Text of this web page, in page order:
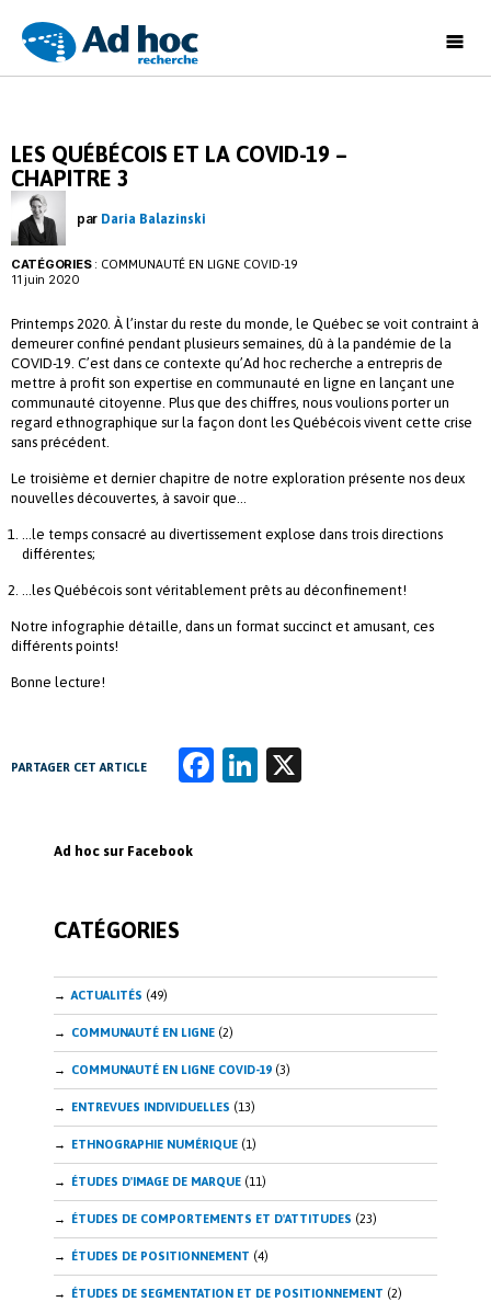
Ad
LES QUÉBÉCOIS ET LA COVID-19 –
CHAPITRE 3
par Daria Balazinski
CATÉGORIES: COMMUNAUTÉ EN LIGNE COVID-19
11 juin 2020
Printemps 2020. À l’instar du reste du monde, le Québec se voit contraint à
demeurer confiné pendant plusieurs semaines, dû à la pandémie de la
COVID-19. C’est dans ce contexte qu’Ad hoc recherche a entrepris de
mettre à profit son expertise en communauté en ligne en lançant une
communauté citoyenne. Plus que des chiffres, nous voulions porter un
regard ethnographique sur la façon dont les Québécois vivent cette crise
sans précédent.
Le troisième et dernier chapitre de notre exploration présente nos deux
nouvelles découvertes, à savoir que…
…le temps consacré au divertissement explose dans trois directions
différentes;
…les Québécois sont véritablement prêts au déconfinement!
Notre infographie détaille, dans un format succinct et amusant, ces
différents points!
Bonne lecture!
PARTAGER CET ARTICLE
Fa Li
Ad hoc sur Facebook
CATÉGORIES
ACTUALITÉS (49)
COMMUNAUTÉ EN LIGNE (2)
COMMUNAUTÉ EN LIGNE COVID-19 (3)
ENTREVUES INDIVIDUELLES (13)
ETHNOGRAPHIE NUMÉRIQUE (1)
ÉTUDES D'IMAGE DE MARQUE (11)
ÉTUDES DE COMPORTEMENTS ET D'ATTITUDES (23)
ÉTUDES DE POSITIONNEMENT (4)
ÉTUDES DE SEGMENTATION ET DE POSITIONNEMENT (2)